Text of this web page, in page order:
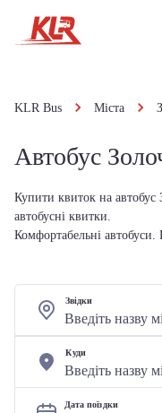
KLR Bus Міста
Автобус
Купити квиток на
автобусні квитки.
Комфортабельні автобуси.
Звідки
Куди
Дата поїздки